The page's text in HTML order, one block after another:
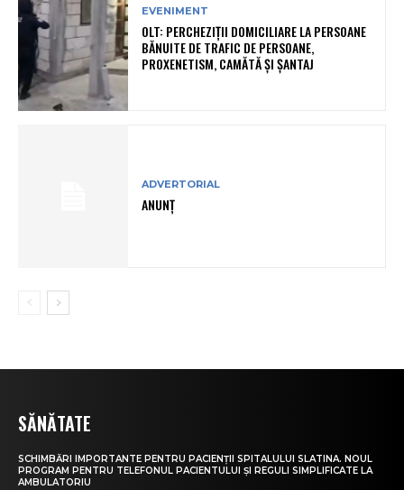
EVENIMENT
OLT: PERCHEZIŢII DOMICILIARE LA PERSOANE
BĂNUITE DE TRAFIC DE PERSOANE,
PROXENETISM, CAMĂTĂ ŞI ŞANTAJ
ADVERTORIAL
ANUNȚ
SĂNĂTATE
SCHIMBĂRI IMPORTANTE PENTRU PACIENȚII SPITALULUI SLATINA. NOUL
PROGRAM PENTRU TELEFONUL PACIENTULUI ȘI REGULI SIMPLIFICATE LA
AMBULATORIU